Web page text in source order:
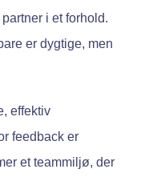
i et forhold.
er dygtige, men
effektiv
feedback er
et teammiljø, der